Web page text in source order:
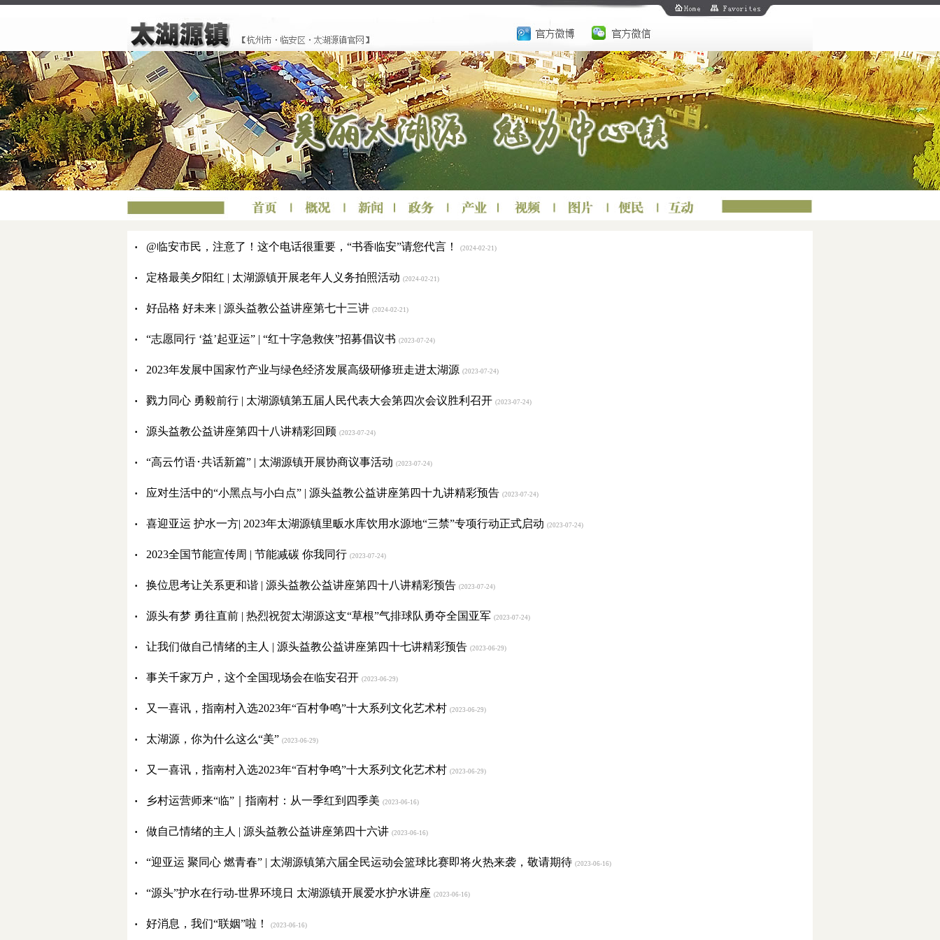
· @临安市民，注意了！这个电话很重要，“书香临安”请您代言！ (2024-02-21)
· 定格最美夕阳红 | 太湖源镇开展老年人义务拍照活动 (2024-02-21)
· 好品格 好未来 | 源头益教公益讲座第七十三讲 (2024-02-21)
· “志愿同行 ‘益’起亚运” | “红十字急救侠”招募倡议书 (2023-07-24)
· 2023年发展中国家竹产业与绿色经济发展高级研修班走进太湖源 (2023-07-24)
· 戮力同心 勇毅前行 | 太湖源镇第五届人民代表大会第四次会议胜利召开 (2023-07-24)
· 源头益教公益讲座第四十八讲精彩回顾 (2023-07-24)
· “高云竹语･共话新篇” | 太湖源镇开展协商议事活动 (2023-07-24)
· 应对生活中的“小黑点与小白点” | 源头益教公益讲座第四十九讲精彩预告 (2023-07-24)
· 喜迎亚运 护水一方| 2023年太湖源镇里畈水库饮用水源地“三禁”专项行动正式启动 (2023-07-24)
· 2023全国节能宣传周 | 节能减碳 你我同行 (2023-07-24)
· 换位思考让关系更和谐 | 源头益教公益讲座第四十八讲精彩预告 (2023-07-24)
· 源头有梦 勇往直前 | 热烈祝贺太湖源这支“草根”气排球队勇夺全国亚军 (2023-07-24)
· 让我们做自己情绪的主人 | 源头益教公益讲座第四十七讲精彩预告 (2023-06-29)
· 事关千家万户，这个全国现场会在临安召开 (2023-06-29)
· 又一喜讯，指南村入选2023年“百村争鸣”十大系列文化艺术村 (2023-06-29)
· 太湖源，你为什么这么“美” (2023-06-29)
· 又一喜讯，指南村入选2023年“百村争鸣”十大系列文化艺术村 (2023-06-29)
· 乡村运营师来“临”｜指南村：从一季红到四季美 (2023-06-16)
· 做自己情绪的主人 | 源头益教公益讲座第四十六讲 (2023-06-16)
· “迎亚运 聚同心 燃青春” | 太湖源镇第六届全民运动会篮球比赛即将火热来袭，敬请期待 (2023-06-16)
· “源头”护水在行动-世界环境日 太湖源镇开展爱水护水讲座 (2023-06-16)
· 好消息，我们“联姻”啦！ (2023-06-16)